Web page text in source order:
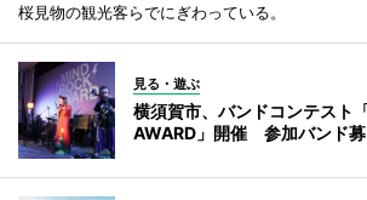
桜見物の観光客らでにぎわっている。
見る・遊ぶ
横須賀市、バンドコンテスト
AWARD」開催 参加バンド